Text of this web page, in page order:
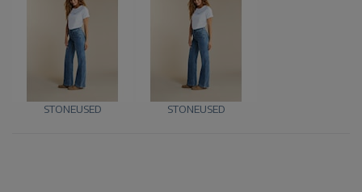
STONEUSED STONEUSED